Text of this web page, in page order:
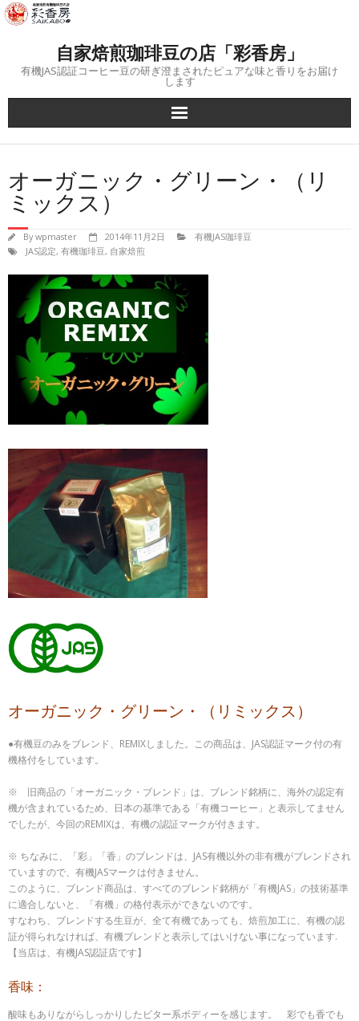
Skip
to
自家焙煎珈琲豆の店「彩香房」
有機JAS認証コーヒー豆の研ぎ澄まされたピュアな味と香りをお届け
します
オーガニック・グリーン・（リ
ミックス）
Bywpmaster 2014年11月2日
有機JAS珈琲豆
JAS認定, 有機珈琲豆, 自家焙煎
オーガニック・グリーン・（リミックス）
●有機豆のみをブレンド、REMIXしました。この商品は、JAS認証マーク付の有
機格付をしています。
※ 旧商品の「オーガニック・ブレンド」は、ブレンド銘柄に、海外の認定有
機が含まれているため、日本の基準である「有機コーヒー」と表示してません
でしたが、今回のREMIXは、有機の認証マークが付きます。
※ ちなみに、「彩」「香」のブレンドは、JAS有機以外の非有機がブレンドされ
ていますので、有機JASマークは付きません。
このように、ブレンド商品は、すべてのブレンド銘柄が「有機JAS」の技術基準
に適合しないと、「有機」の格付表示ができないのです。
すなわち、ブレンドする生豆が、全て有機であっても、焙煎加工に、有機の認
証が得られなければ、有機ブレンドと表示してはいけない事になっています.
【当店は、有機JAS認証店です】
香味：
酸味もありながらしっかりしたビター系ボディーを感じます。 彩でも香でも